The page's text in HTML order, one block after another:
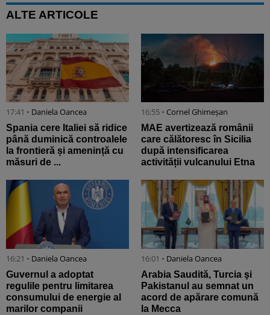
ALTE ARTICOLE
17:41 • Daniela Oancea
Spania cere Italiei să ridice
până duminică controalele
la frontieră și amenință cu
măsuri de ...
16:55 • Cornel Ghimeșan
MAE avertizează românii
care călătoresc în Sicilia
după intensificarea
activității vulcanului Etna
16:21 • Daniela Oancea
Guvernul a adoptat
regulile pentru limitarea
consumului de energie al
marilor companii
16:01 • Daniela Oancea
Arabia Saudită, Turcia şi
Pakistanul au semnat un
acord de apărare comună
la Mecca